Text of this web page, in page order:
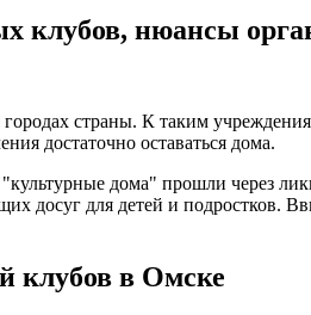
клубов, нюансы
страны. К таким
достаточно оставаться дома.
дома" прошли через
досуг для детей и подростков.
клубов в Омске